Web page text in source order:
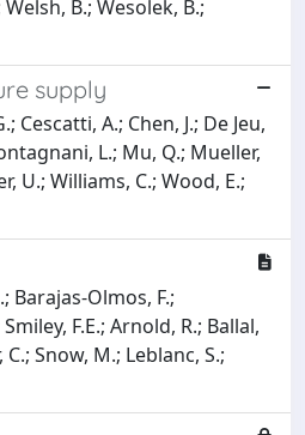
B.; Wesolek, B.;
supply
Cescatti, A.; Chen, J.; De Jeu,
L.; Mu, Q.; Mueller,
U.; Williams, C.; Wood, E.;
Barajas-Olmos, F.;
F.E.; Arnold, R.; Ballal,
Snow, M.; Leblanc, S.;